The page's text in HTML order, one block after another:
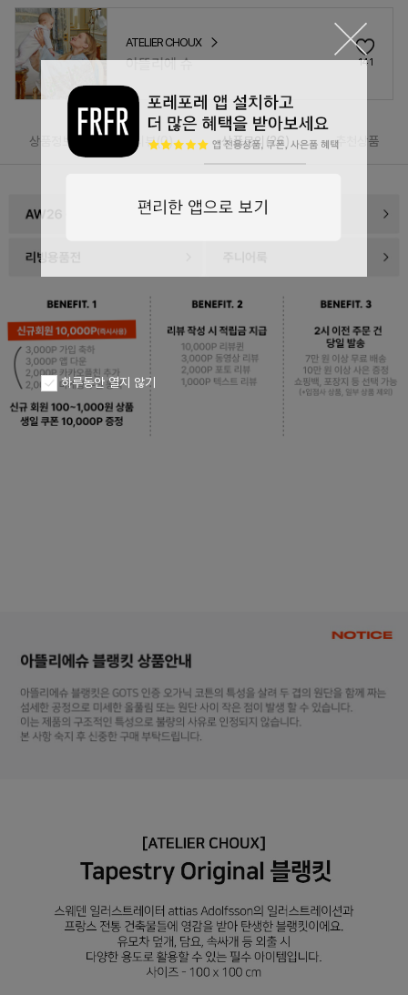
ATELIER CHOUX
아뜰리에 슈 141
상품정보 리뷰(0) 상품문의(26) 추천상품
하루동안 열지 않기